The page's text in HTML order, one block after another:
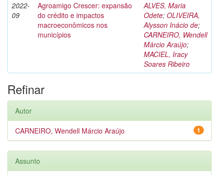
2022-
09
Agroamigo Crescer: expansão
do crédito e impactos
macroeconômicos nos
municípios
ALVES, Maria
Odete; OLIVEIRA,
Alysson Inácio de;
CARNEIRO, Wendell
Márcio Araújo;
MACIEL, Iracy
Soares Ribeiro
Refinar
Autor
1
CARNEIRO, Wendell Márcio Araújo
Assunto